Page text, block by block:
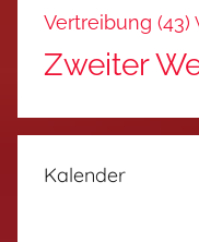
Vertreibung (43)
Zweiter
Kalender